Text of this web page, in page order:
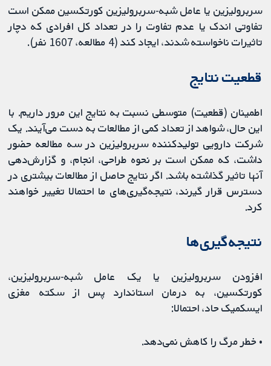
سربرولیزین یا عامل شبه-سربرولیزین کورتکسین ممکن است
تفاوتی اندک یا عدم تفاوت را در تعداد کل افرادی که دچار
تاثیرات ناخواسته شدند، ایجاد کند (4 مطالعه، 1607 نفر).
قطعیت نتایج
اطمینان (قطعیت) متوسطی نسبت به نتایج این مرور داریم. با
این حال، شواهد از تعداد کمی از مطالعات به دست می‌آیند. یک
شرکت دارویی تولیدکننده سربرولیزین در سه مطالعه حضور
داشت، که ممکن است بر نحوه طراحی، انجام، و گزارش‌دهی
آنها تاثیر گذاشته باشد. اگر نتایج حاصل از مطالعات بیشتری در
دسترس قرار گیرند، نتیجه‌گیری‌های ما احتمالا تغییر خواهند
کرد.
نتیجه‌گیری‌‌ها
افزودن سربرولیزین یا یک عامل شبه-سربرولیزین،
کورتکسین، به درمان استاندارد پس از سکته مغزی
ایسکمیک حاد، احتمالا:
• خطر مرگ را کاهش نمی‌دهد.